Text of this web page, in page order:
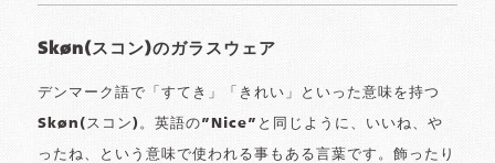
Skøn(スコン)のガラスウェア
デンマーク語で「すてき」「きれい」といった意味を持つ
Skøn(スコン)。英語の”Nice”と同じように、いいね、や
ったね、という意味で使われる事もある言葉です。飾ったり